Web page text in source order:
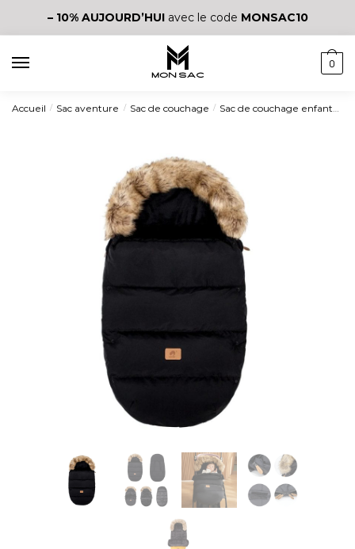
– 10% AUJOURD’HUIavec le code MONSAC10
0
Accueil / Sac aventure / Sac de couchage / Sac de couchage enfant